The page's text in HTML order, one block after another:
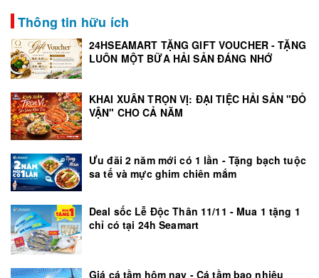
Thông tin hữu ích
24HSEAMART TẶNG GIFT VOUCHER - TẶNG
LUÔN MỘT BỮA HẢI SẢN ĐÁNG NHỚ
KHAI XUÂN TRỌN VỊ: ĐẠI TIỆC HẢI SẢN "ĐỎ
VẬN" CHO CẢ NĂM
Ưu đãi 2 năm mới có 1 lần - Tặng bạch tuộc
sa tế và mực ghim chiên mắm
Deal sốc Lễ Độc Thân 11/11 - Mua 1 tặng 1
chỉ có tại 24h Seamart
Giá cá tầm hôm nay - Cá tầm bao nhiêu